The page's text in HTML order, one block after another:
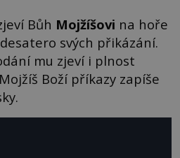
Bůh Mojžíšovi na hoře
svých přikázání.
mu zjeví i plnost
Boží příkazy zapíše